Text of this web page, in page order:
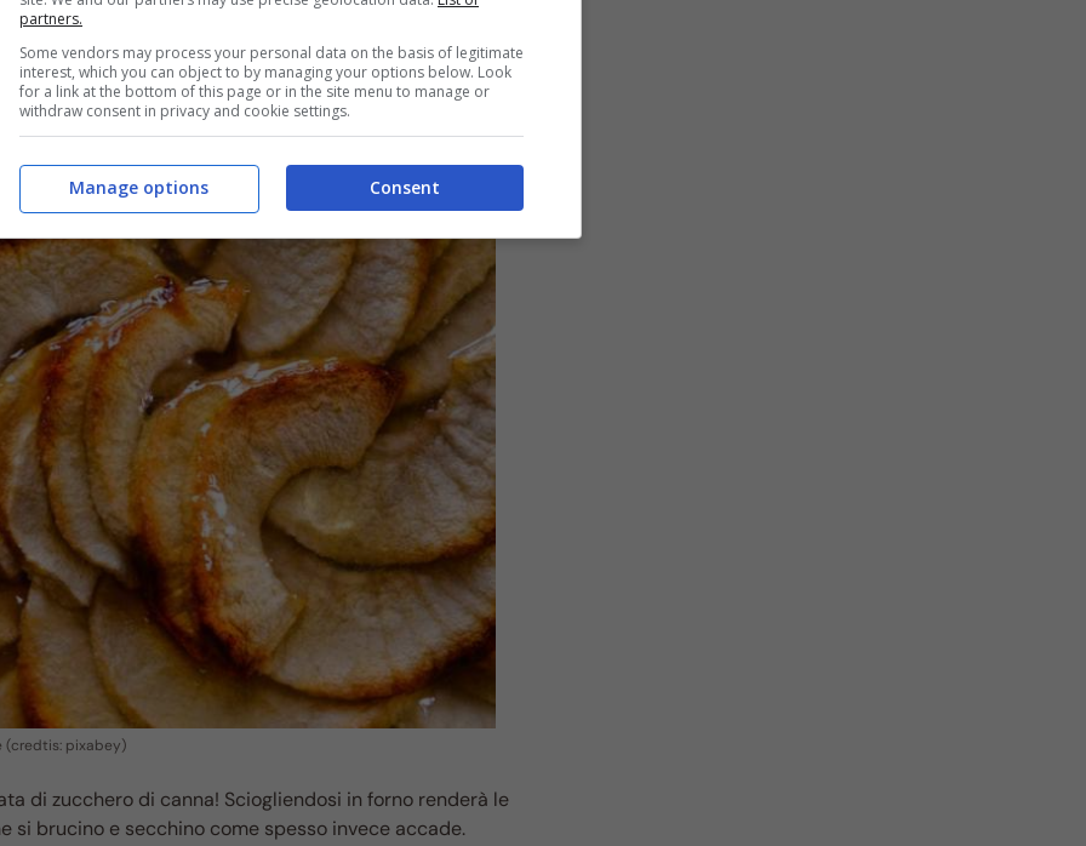
(credtis: pixabey)
di zucchero di canna! Sciogliendosi in forno renderà le
si brucino e secchino come spesso invece accade.
partners.
Some vendors may process your personal data on the basis of legitimate
interest, which you can object to by managing your options below. Look
for a link at the bottom of this page or in the site menu to manage or
withdraw consent in privacy and cookie settings.
Consent
Manage options